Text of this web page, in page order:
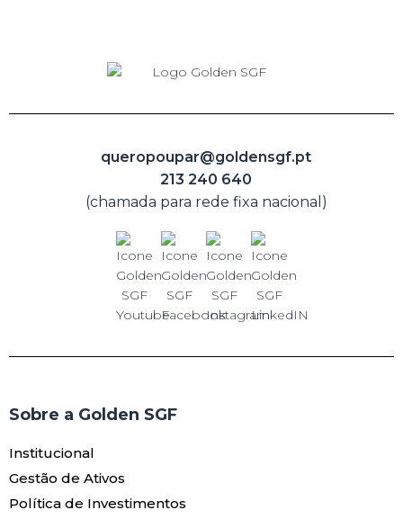
queropoupar@goldensgf.pt
213 240 640
(chamada para rede fixa nacional)
Sobre a Golden SGF
Institucional
Gestão de Ativos
Política de Investimentos